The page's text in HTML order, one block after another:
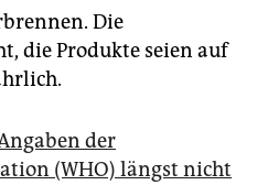
Die
die Produkte seien auf
der
(WHO) längst nicht